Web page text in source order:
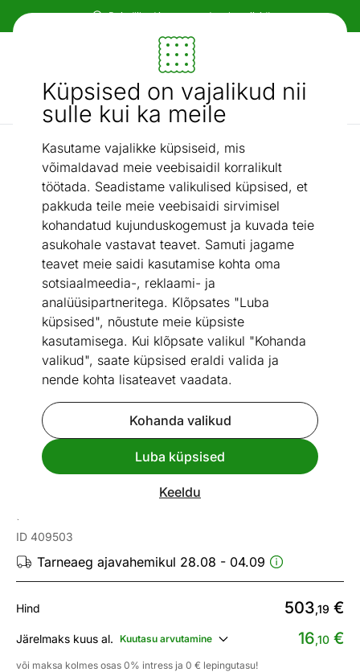
Küpsised on vajalikud nii
sulle kui ka meile
Kasutame vajalikke küpsiseid, mis
võimaldavad meie veebisaidil korralikult
töötada. Seadistame valikulised küpsised, et
pakkuda teile meie veebisaidi sirvimisel
kohandatud kujunduskogemust ja kuvada teie
asukohale vastavat teavet. Samuti jagame
teavet meie saidi kasutamise kohta oma
sotsiaalmeedia-, reklaami- ja
analüüsipartneritega. Klõpsates "Luba
küpsised", nõustute meie küpsiste
kasutamisega. Kui klõpsate valikul "Kohanda
valikud", saate küpsised eraldi valida ja
nende kohta lisateavet vaadata.
Kohanda valikud
Luba küpsised
Keeldu
Paindlikud ja mugavad makseviisid!
Mööbel ja sisustus - ON24
Otsi...
AI otsing
Pesukastiga nurgadiivanvoodid / Nurgadiivanvoodi
Vaata sarnaseid
Nurgadiivanvoodi
ID 409503
Tarneaeg ajavahemikul 28.08 - 04.09
Hind 503,19 €
Järelmaks kuus al. Kuutasu arvutamine 16,10 €
või maksa kolmes osas 0% intress ja 0 € lepingutasu!